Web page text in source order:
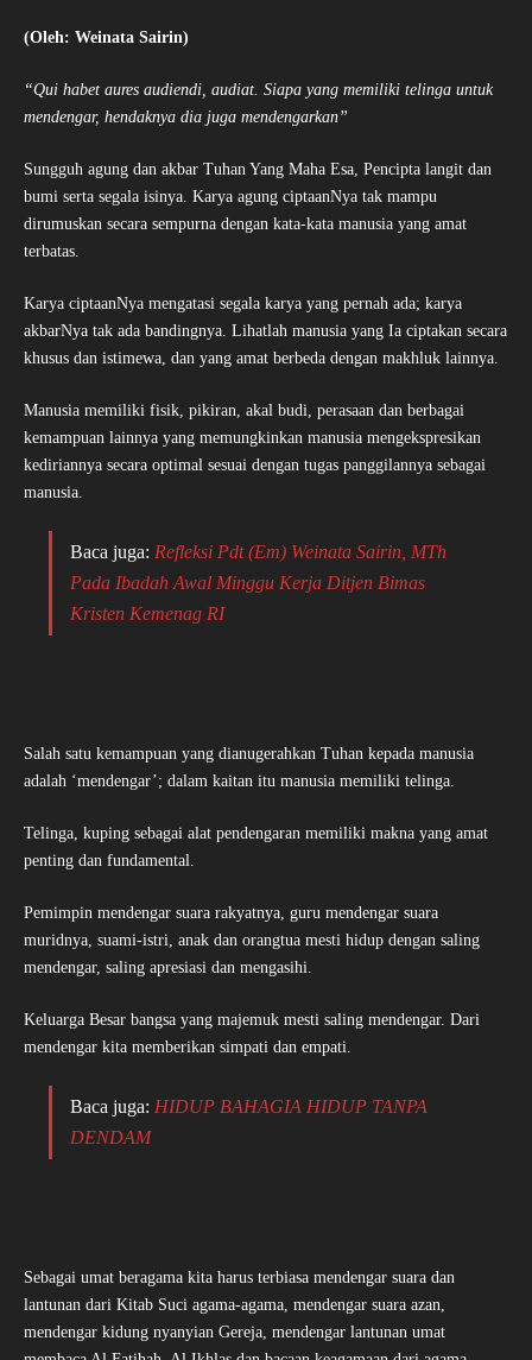
(Oleh: Weinata Sairin)
“Qui habet aures audiendi, audiat. Siapa yang memiliki telinga untuk
mendengar, hendaknya dia juga mendengarkan”
Sungguh agung dan akbar Tuhan Yang Maha Esa, Pencipta langit dan
bumi serta segala isinya. Karya agung ciptaanNya tak mampu
dirumuskan secara sempurna dengan kata-kata manusia yang amat
terbatas.
Karya ciptaanNya mengatasi segala karya yang pernah ada; karya
akbarNya tak ada bandingnya. Lihatlah manusia yang Ia ciptakan secara
khusus dan istimewa, dan yang amat berbeda dengan makhluk lainnya.
Manusia memiliki fisik, pikiran, akal budi, perasaan dan berbagai
kemampuan lainnya yang memungkinkan manusia mengekspresikan
kediriannya secara optimal sesuai dengan tugas panggilannya sebagai
manusia.
Baca juga: Refleksi Pdt (Em) Weinata Sairin, MTh
Pada Ibadah Awal Minggu Kerja Ditjen Bimas
Kristen Kemenag RI
Salah satu kemampuan yang dianugerahkan Tuhan kepada manusia
adalah ‘mendengar’; dalam kaitan itu manusia memiliki telinga.
Telinga, kuping sebagai alat pendengaran memiliki makna yang amat
penting dan fundamental.
Pemimpin mendengar suara rakyatnya, guru mendengar suara
muridnya, suami-istri, anak dan orangtua mesti hidup dengan saling
mendengar, saling apresiasi dan mengasihi.
Keluarga Besar bangsa yang majemuk mesti saling mendengar. Dari
mendengar kita memberikan simpati dan empati.
Baca juga: HIDUP BAHAGIA HIDUP TANPA
DENDAM
Sebagai umat beragama kita harus terbiasa mendengar suara dan
lantunan dari Kitab Suci agama-agama, mendengar suara azan,
mendengar kidung nyanyian Gereja, mendengar lantunan umat